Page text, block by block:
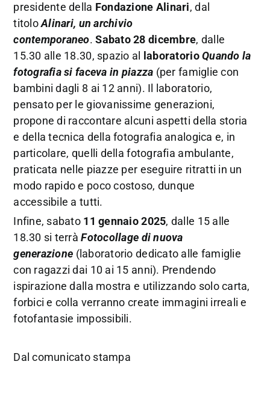
presidente della Fondazione Alinari, dal
titoloAlinari, un archivio
contemporaneo.Sabato 28 dicembre, dalle
15.30 alle 18.30, spazio al
laboratorio Quando la
fotografia si faceva in piazza (per famiglie con
bambini dagli 8 ai 12 anni). Il laboratorio,
pensato per le giovanissime generazioni,
propone di raccontare alcuni aspetti della storia
e della tecnica della fotografia analogica e, in
particolare, quelli della fotografia ambulante,
praticata nelle piazze per eseguire ritratti in un
modo rapido e poco costoso, dunque
accessibile a tutti.
Infine, sabato 11 gennaio 2025, dalle 15 alle
18.30 si terràFotocollage di nuova
generazione (laboratorio dedicato alle famiglie
con ragazzi dai 10 ai 15 anni). Prendendo
ispirazione dalla mostra e utilizzando solo carta,
forbici e colla verranno create immagini irreali e
fotofantasie impossibili.
Dal comunicato stampa